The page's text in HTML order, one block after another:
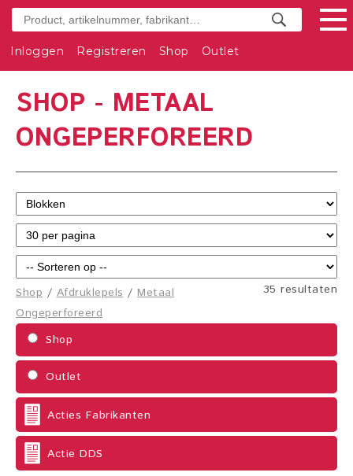
Inloggen Registreren Shop Outlet
SHOP - METAAL
ONGEPERFOREERD
35 resultaten
Shop /Afdruklepels/ Metaal
Ongeperforeerd
Shop
Outlet
Acties Fabrikanten
Actie DDS